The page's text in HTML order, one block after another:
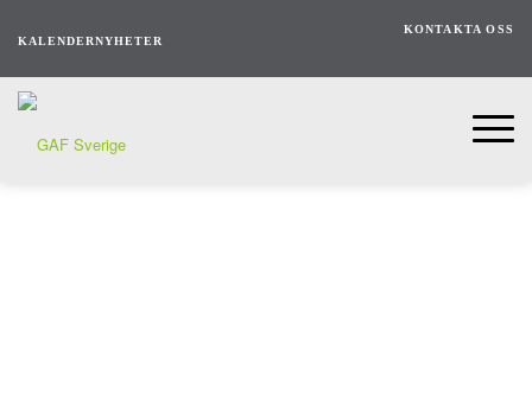
KALENDERNYHETER
KONTAKTA OSS